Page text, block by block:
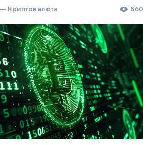
— Криптовалюта 660